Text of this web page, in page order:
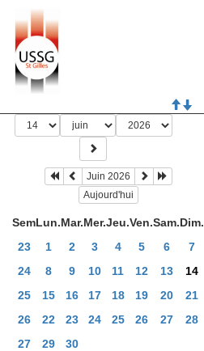
Juin 2026
Aujourd'hui
SemLun.Mar.Mer.Jeu.Ven.Sam.Dim.
23
1 2 3 4 5 6
7
24
8 9 10 11 12 13
14
25
15 16 17 18 19 20
21
26
22 23 24 25 26 27
28
27
29 30